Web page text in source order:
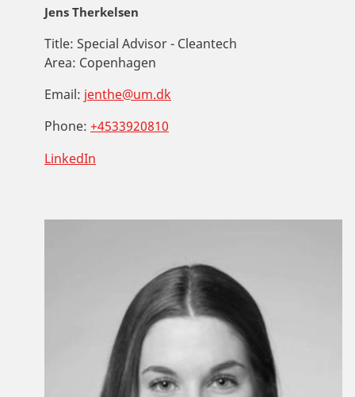
Jens Therkelsen
Title: Special Advisor - Cleantech
Area: Copenhagen
Email: jenthe@um.dk
Phone: +4533920810
LinkedIn